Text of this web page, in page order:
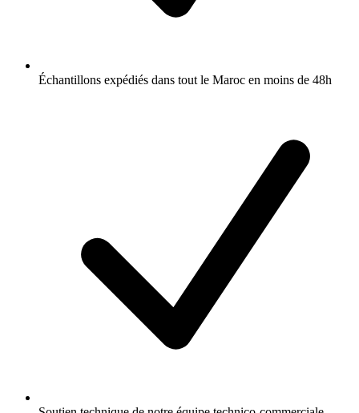
Échantillons expédiés dans tout le Maroc en moins de 48h